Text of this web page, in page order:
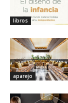
libros
aparejo